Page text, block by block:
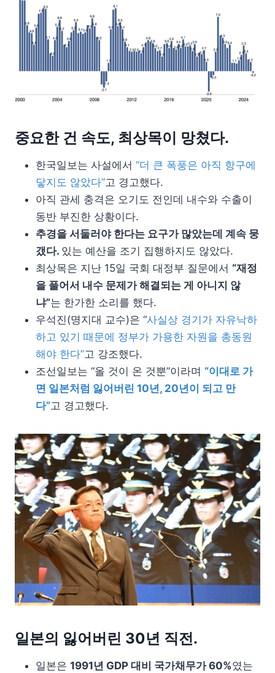
중요한 건 속도, 최상목이 망쳤다.
한국일보는 사설에서 “더 큰 폭풍은 아직 항구에
닿지도 않았다”고 경고했다.
아직 관세 충격은 오기도 전인데 내수와 수출이
동반 부진한 상황이다.
추경을 서둘러야 한다는 요구가 많았는데 계속 뭉
갰다. 있는 예산을 조기 집행하지도 않았다.
최상목은 지난 15일 국회 대정부 질문에서 “재정
을 풀어서 내수 문제가 해결되는 게 아니지 않
냐”는 한가한 소리를 했다.
우석진(명지대 교수)은 “사실상 경기가 자유낙하
하고 있기 때문에 정부가 가용한 자원을 총동원
해야 한다”고 강조했다.
조선일보는 “올 것이 온 것뿐”이라며 “이대로 가
면 일본처럼 잃어버린 10년, 20년이 되고 만
다”고 경고했다.
일본의 잃어버린 30년 직전.
일본은 1991년 GDP 대비 국가채무가 60%였는